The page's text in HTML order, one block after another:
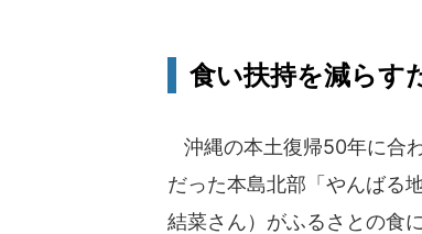
食い扶持を減らす
沖縄の本土復帰50年に合
だった本島北部「やんばる
結菜さん）がふるさとの食